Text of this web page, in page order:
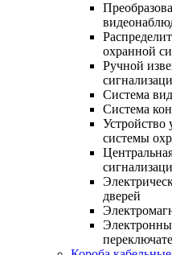
охранной
Ручной
Система
Система
Устройство
системы
дверей